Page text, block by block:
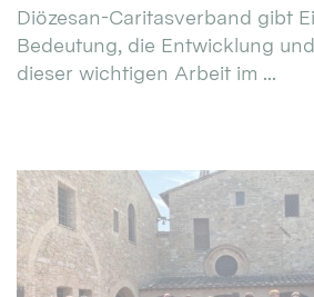
Diözesan-Caritasverband gibt
Bedeutung, die Entwicklung
dieser wichtigen Arbeit im ...